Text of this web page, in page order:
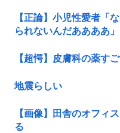
【正論】小児性愛者「
られないんだああああ
【超愕】皮膚科の薬す
地震らしい
【画像】田舎のオフィ
る